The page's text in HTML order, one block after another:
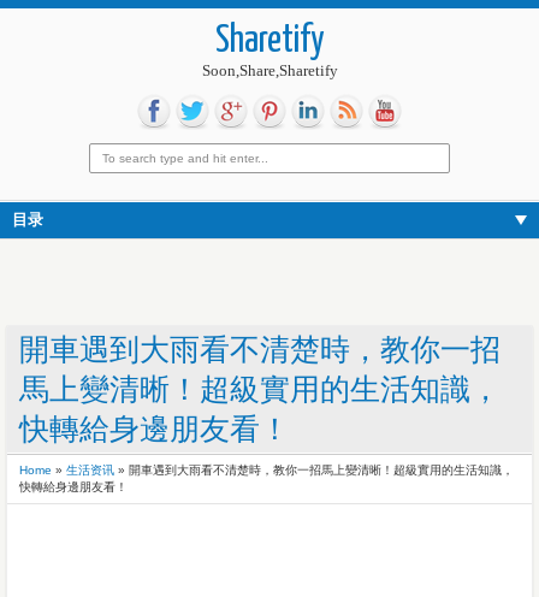
Sharetify
Soon,Share,Sharetify
目录
開車遇到大雨看不清楚時，教你一招
馬上變清晰！超級實用的生活知識，
快轉給身邊朋友看！
Home » 生活资讯 » 開車遇到大雨看不清楚時，教你一招馬上變清晰！超級實用的生活知識，
快轉給身邊朋友看！